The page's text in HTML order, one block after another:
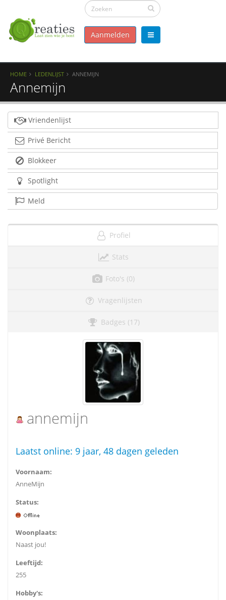
Aanmelden
HOME LEDENLIJST ANNEMIJN
Annemijn
Vriendenlijst
Privé Bericht
Blokkeer
Spotlight
Meld
Profiel
Stats
Foto's (0)
Vragenlijsten
Badges (17)
annemijn
Laatst online: 9 jaar, 48 dagen geleden
Voornaam:
AnneMijn
Status:
Woonplaats:
Naast jou!
Leeftijd:
255
Hobby's: